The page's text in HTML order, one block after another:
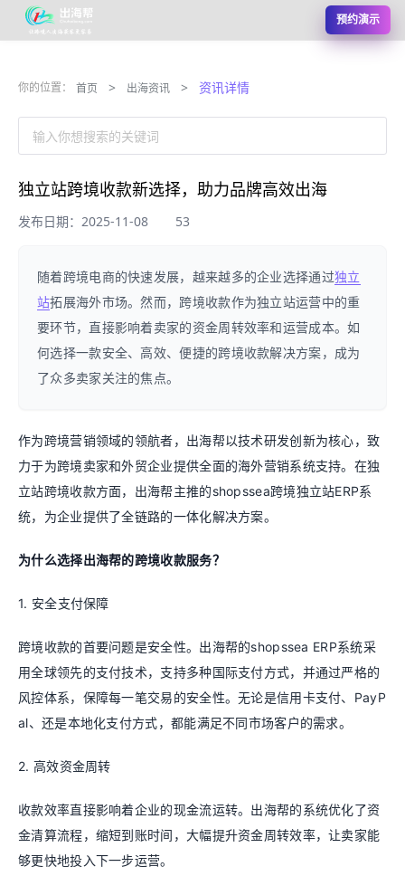
预约演示
你的位置： 首页 > 出海资讯 > 资讯详情
输入你想搜索的关键词
独立站跨境收款新选择，助力品牌高效出海
发布日期：2025-11-08 53
随着跨境电商的快速发展，越来越多的企业选择通过独立
站拓展海外市场。然而，跨境收款作为独立站运营中的重
要环节，直接影响着卖家的资金周转效率和运营成本。如
何选择一款安全、高效、便捷的跨境收款解决方案，成为
了众多卖家关注的焦点。
作为跨境营销领域的领航者，出海帮以技术研发创新为核心，致
力于为跨境卖家和外贸企业提供全面的海外营销系统支持。在独
立站跨境收款方面，出海帮主推的shopssea跨境独立站ERP系
统，为企业提供了全链路的一体化解决方案。
为什么选择出海帮的跨境收款服务？
1. 安全支付保障
跨境收款的首要问题是安全性。出海帮的shopssea ERP系统采
用全球领先的支付技术，支持多种国际支付方式，并通过严格的
风控体系，保障每一笔交易的安全性。无论是信用卡支付、PayP
al、还是本地化支付方式，都能满足不同市场客户的需求。
2. 高效资金周转
收款效率直接影响着企业的现金流运转。出海帮的系统优化了资
金清算流程，缩短到账时间，大幅提升资金周转效率，让卖家能
够更快地投入下一步运营。